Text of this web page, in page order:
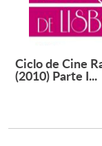
Ciclo de Cine
(2010) Parte I...